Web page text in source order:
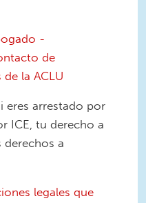
-
de
de la ACLU
eres arrestado por
ICE, tu derecho a
a
legales que